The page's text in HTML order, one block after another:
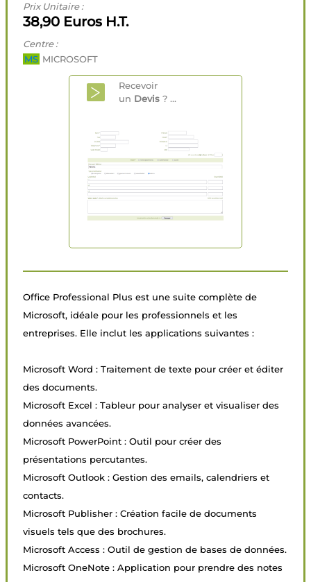
Prix Unitaire :
38,90 Euros H.T.
Centre :
MS MICROSOFT
Recevoir
un Devis ? ...
Office Professional Plus est une suite complète de
Microsoft, idéale pour les professionnels et les
entreprises. Elle inclut les applications suivantes :
Microsoft Word : Traitement de texte pour créer et éditer
des documents.
Microsoft Excel : Tableur pour analyser et visualiser des
données avancées.
Microsoft PowerPoint : Outil pour créer des
présentations percutantes.
Microsoft Outlook : Gestion des emails, calendriers et
contacts.
Microsoft Publisher : Création facile de documents
visuels tels que des brochures.
Microsoft Access : Outil de gestion de bases de données.
Microsoft OneNote : Application pour prendre des notes